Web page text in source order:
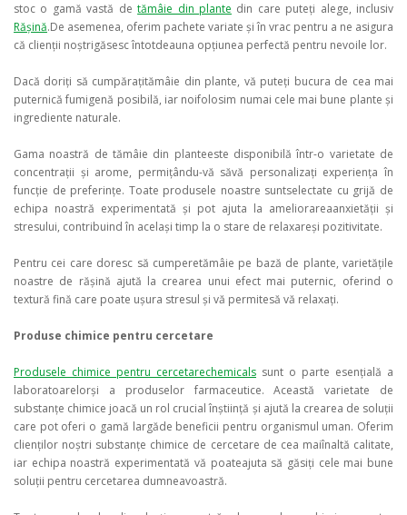
stoc o gamă vastă detămâie din plante din care puteți alege, inclusiv
Rășină.De asemenea, oferim pachete variate și în vrac pentru a ne asigura
că clienții noștrigăsesc întotdeauna opțiunea perfectă pentru nevoile lor.
Dacă doriți să cumpărațitămâie din plante, vă puteți bucura de cea mai
puternică fumigenă posibilă, iar noifolosim numai cele mai bune plante și
ingrediente naturale.
Gama noastră de tămâie din planteeste disponibilă într-o varietate de
concentrații și arome, permițându-vă săvă personalizați experiența în
funcție de preferințe. Toate produsele noastre suntselectate cu grijă de
echipa noastră experimentată și pot ajuta la ameliorareaanxietății și
stresului, contribuind în același timp la o stare de relaxareși pozitivitate.
Pentru cei care doresc să cumperetămâie pe bază de plante, varietățile
noastre de rășină ajută la crearea unui efect mai puternic, oferind o
textură fină care poate ușura stresul și vă permitesă vă relaxați.
Produse chimice pentru cercetare
Produsele chimice pentru cercetarechemicals sunt o parte esențială a
laboratoarelorși a produselor farmaceutice. Această varietate de
substanțe chimice joacă un rol crucial înștiință și ajută la crearea de soluții
care pot oferi o gamă largăde beneficii pentru organismul uman. Oferim
clienților noștri substanțe chimice de cercetare de cea maiînaltă calitate,
iar echipa noastră experimentată vă poateajuta să găsiți cele mai bune
soluții pentru cercetarea dumneavoastră.